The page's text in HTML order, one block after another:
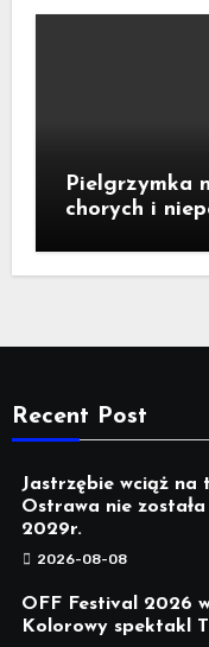
Pielgrzymka
chorych i
Recent Post
Jastrzębie wciąż na
Ostrawa nie
2029r.
2026-08-08
OFF Festival 2026
Kolorowy spektakl